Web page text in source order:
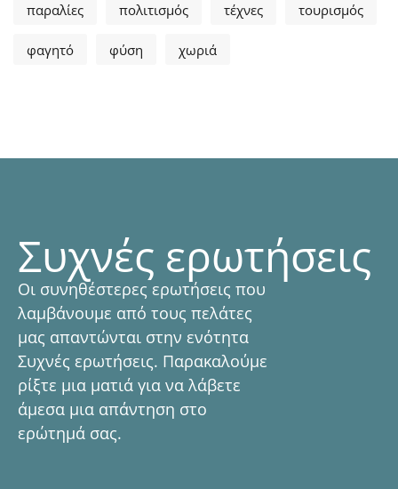
παραλίες πολιτισμός τέχνες τουρισμός
φαγητό φύση χωριά
Συχνές ερωτήσεις
Οι συνηθέστερες ερωτήσεις που
λαμβάνουμε από τους πελάτες
μας απαντώνται στην ενότητα
Συχνές ερωτήσεις. Παρακαλούμε
ρίξτε μια ματιά για να λάβετε
άμεσα μια απάντηση στο
ερώτημά σας.